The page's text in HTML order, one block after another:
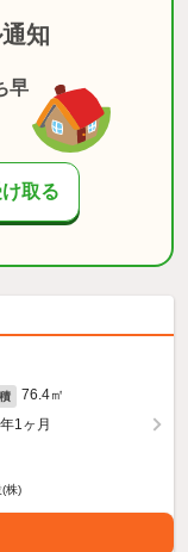
知
早
取る
76.4㎡
1ヶ月
株)